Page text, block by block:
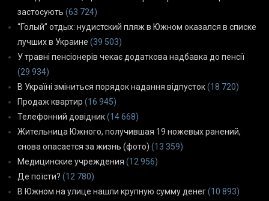
застосують (63 724)
“Голый” отдых: нудистский пляж в Южном оказался в списке
лучших в Украине (39 503)
У травні пенсіонерів чекає додаткова надбавка до пенсії
(29 934)
В Україні зміниться порядок надання відпусток(18 720)
Продаж квартир (16 945)
Телефонний довідник(14 668)
Жительница Южного, получившая 19 ножевых ранений,
снова опасается за жизнь (фото) (13 359)
Медицинские учреждения (12 956)
Де поїсти? (12 780)
В Южном на улице нашли крупную сумму денег(10 893)